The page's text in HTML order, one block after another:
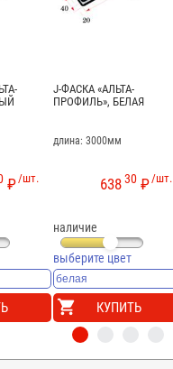
/шт.
₽
J-ФАСКА «АЛЬТА-
ПРОФИЛЬ», БЕЛАЯ
длина: 3000мм
/шт.
63830 ₽
наличие
выберите цвет
КУПИТЬ